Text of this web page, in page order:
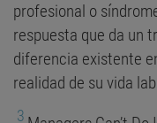
profesional o
respuesta que da un
diferencia existente
realidad de su vida
3